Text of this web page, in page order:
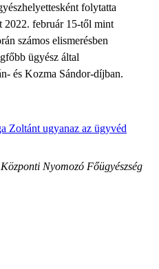
folytatta
2022. február 15-től mint
számos elismerésben
ügyész által
és Kozma Sándor-díjban.
Zoltánt ugyanaz az ügyvéd
Nyomozó Főügyészség